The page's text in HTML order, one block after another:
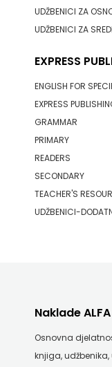
SONJA
STEP
BY
STEP
STILUS
ŠARENI
media
UDŽBENICI ZA
UDŽBENICI ZA
EXPRESS
ENGLISH FOR
EXPRESS
GRAMMAR
PRIMARY
READERS
SECONDARY
TEACHER'S
UDŽBENICI-
Naklade
Osnovna
knjiga,